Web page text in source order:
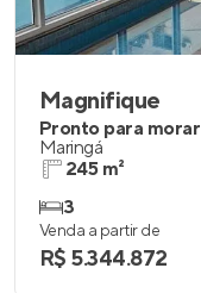
Magnifique
Pronto para morar
Maringá
245 m²
3
Venda a partir de
R$ 5.344.872